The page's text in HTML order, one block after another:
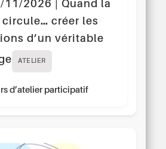
11/2026 | Quand la
circule… créer les
d’un véritable
ATELIER
d’atelier participatif